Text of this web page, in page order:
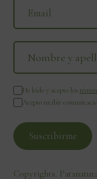
He leído y acepto los
Acepto recibir
Copyrights.